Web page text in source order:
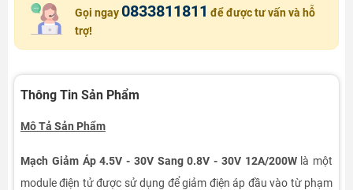
Gọi ngay 0833811811 để được tư vấn và hỗ
trợ!
Thông Tin Sản Phẩm
Mô Tả Sản Phẩm
Mạch Giảm Áp 4.5V - 30V Sang 0.8V - 30V 12A/200Wlà một
module điện tử được sử dụng để giảm điện áp đầu vào từ phạm